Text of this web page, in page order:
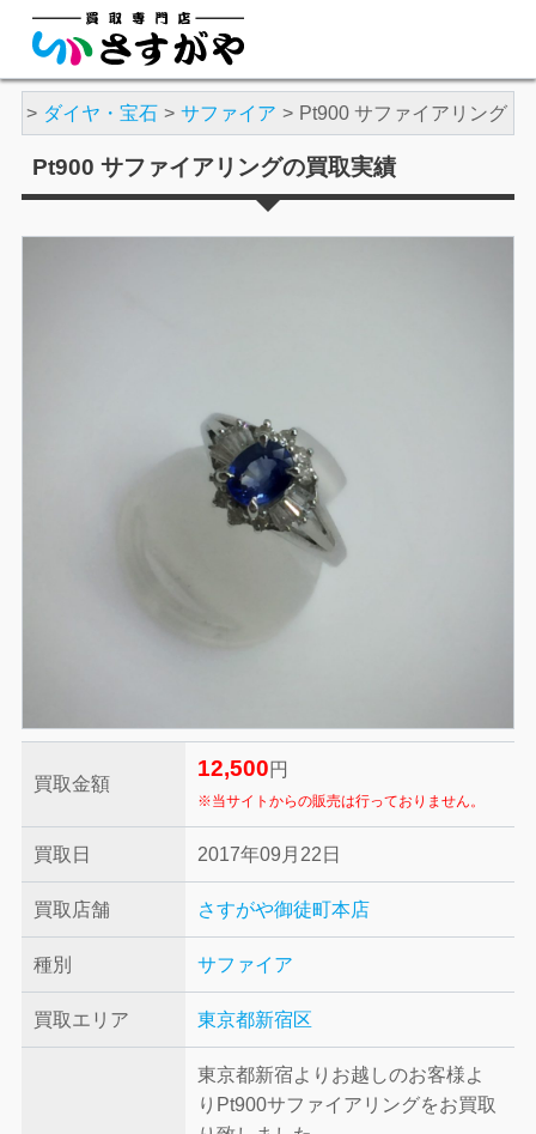
ダイヤ・宝石 サファイア Pt900 サファイアリング
Pt900 サファイアリングの買取実績
買取金額
12,500 円
※当サイトからの販売は行っておりません。
買取日 2017年09月22日
買取店舗 さすがや御徒町本店
種別 サファイア
買取エリア 東京都新宿区
東京都新宿よりお越しのお客様よ
りPt900サファイアリングをお買取